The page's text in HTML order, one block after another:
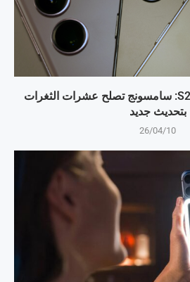
جالكسي S25، S24، S23: سامسونج تصلح عشرات الثغرات
بتحديث جديد
26/04/10